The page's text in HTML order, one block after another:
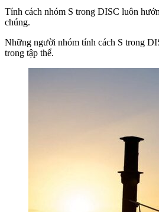
Tính cách nhóm S trong DISC luôn
chúng.
Những người nhóm tính cách S trong
trong tập thể.